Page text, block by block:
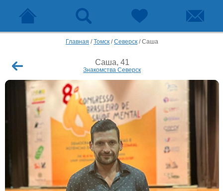
Главная /Томск /Северск /Саша
Саша, 41
Знакомства Северск